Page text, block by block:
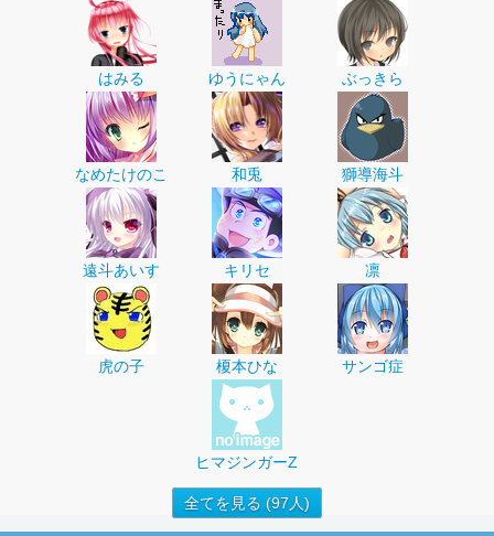
はみる ゆうにゃん ぶっきら
なめたけのこ 和兎 獅導海斗
遠斗あいす キリセ 凛
虎の子 榎本ひな サンゴ症
ヒマジンガーZ
全てを見る (97人)